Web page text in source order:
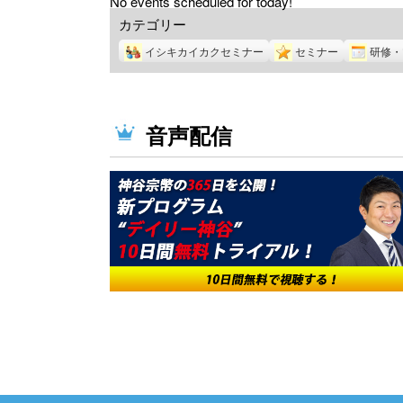
カテゴリー
イシキカイカクセミナー セミナー 研修
音声配信